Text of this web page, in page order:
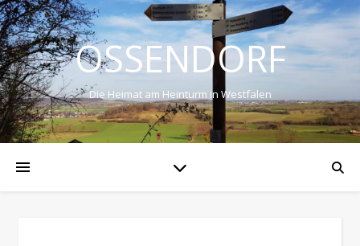
OSSENDORF
Die Heimat am Heinturm in Westfalen